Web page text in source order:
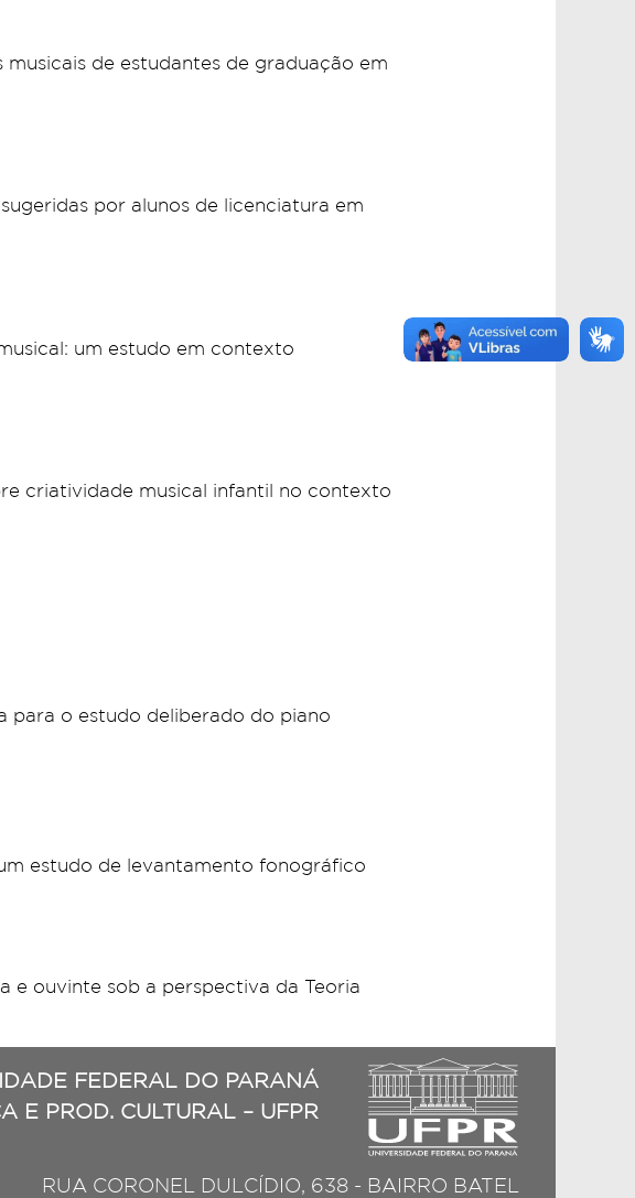
de estudantes de graduação em
por alunos de licenciatura em
um estudo em contexto
criatividade musical infantil no contexto
para o estudo deliberado do piano
estudo de levantamento fonográfico
e ouvinte sob a perspectiva da Teoria
FEDERAL DO PARANÁ
E PROD. CULTURAL – UFPR
RUA CORONEL DULCÍDIO, 638 - BAIRRO BATEL